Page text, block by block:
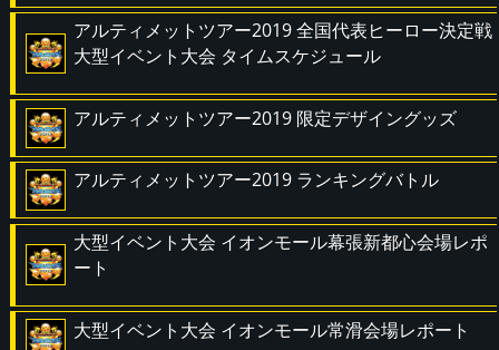
アルティメットツアー2019 全国代表ヒーロー決定戦
大型イベント大会 タイムスケジュール
アルティメットツアー2019 限定デザイングッズ
アルティメットツアー2019 ランキングバトル
大型イベント大会 イオンモール幕張新都心会場レポ
ート
大型イベント大会 イオンモール常滑会場レポート